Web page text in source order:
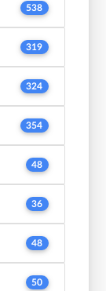
538
319
324
354
48
36
48
50